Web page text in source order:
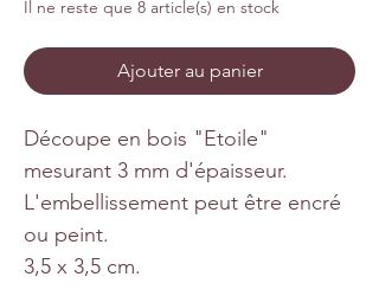
Il ne reste que 8 article(s) en stock
Ajouter au panier
Découpe en bois "Etoile"
mesurant 3 mm d'épaisseur.
L'embellissement peut être encré
ou peint.
3,5 x 3,5 cm.